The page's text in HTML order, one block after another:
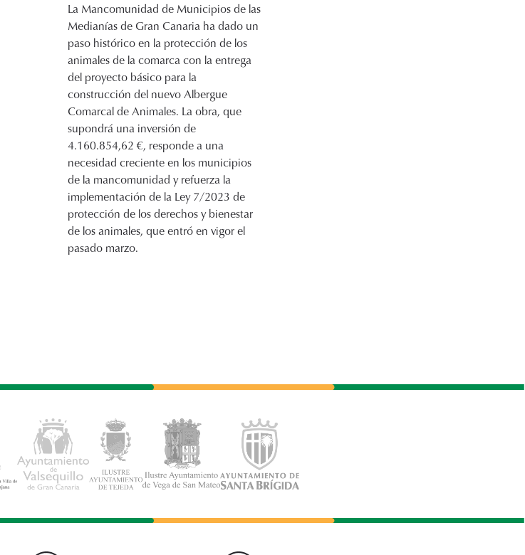
La Mancomunidad de Municipios de las
Medianías de Gran Canaria ha dado un
paso histórico en la protección de los
animales de la comarca con la entrega
del proyecto básico para la
construcción del nuevo Albergue
Comarcal de Animales. La obra, que
supondrá una inversión de
4.160.854,62 €, responde a una
necesidad creciente en los municipios
de la mancomunidad y refuerza la
implementación de la Ley 7/2023 de
protección de los derechos y bienestar
de los animales, que entró en vigor el
pasado marzo.